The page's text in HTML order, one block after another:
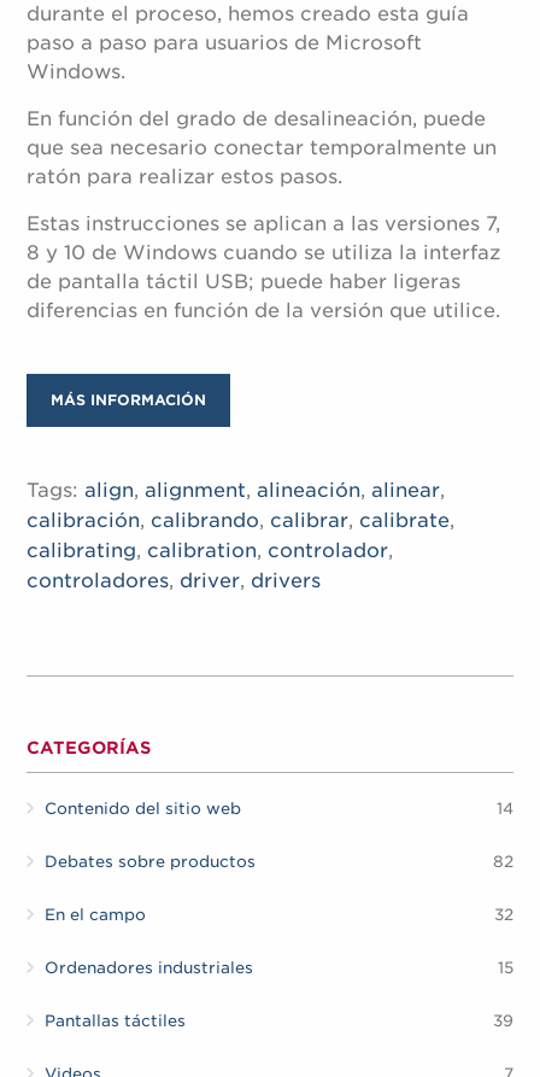
durante el proceso, hemos creado esta guía
paso a paso para usuarios de Microsoft
Windows.
En función del grado de desalineación, puede
que sea necesario conectar temporalmente un
ratón para realizar estos pasos.
Estas instrucciones se aplican a las versiones 7,
8 y 10 de Windows cuando se utiliza la interfaz
de pantalla táctil USB; puede haber ligeras
diferencias en función de la versión que utilice.
MÁS INFORMACIÓN
Tags:align,alignment,alineación,alinear,
calibración, calibrando, calibrar, calibrate,
calibrating, calibration, controlador,
controladores, driver, drivers
CATEGORÍAS
Contenido del sitio web 14
Debates sobre productos 82
En el campo 32
Ordenadores industriales 15
Pantallas táctiles 39